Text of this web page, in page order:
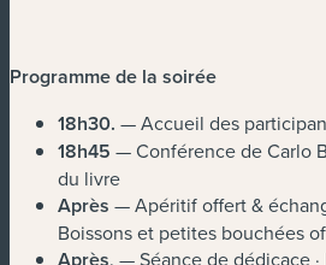
Programme de la soirée
18h30. — Accueil des
18h45 — Conférence de Carlo
du livre
Après — Apéritif offert &
Boissons et petites bouchées
. — Séance de dédicace